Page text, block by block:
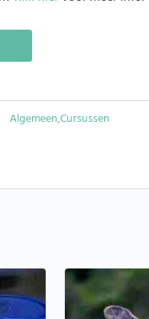
Algemeen,Cursussen